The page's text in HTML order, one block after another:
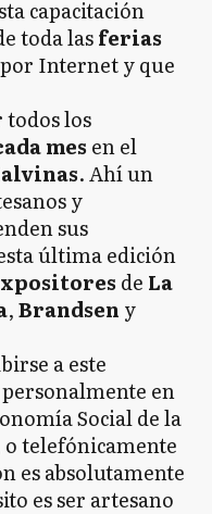
capacitación
toda lasferias
Internet y que
los
mes en el
. Ahí un
y
sus
última edición
de La
,Brandsen y
a este
en
Social de la
telefónicamente
es absolutamente
es ser artesano